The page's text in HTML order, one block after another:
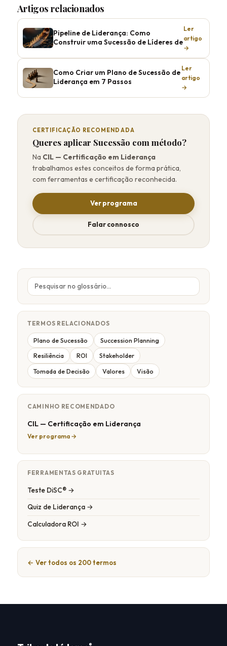
Artigos relacionados
Pipeline de Liderança: Como
Construir uma Sucessão de Líderes de
Ler
artigo
→
Como Criar um Plano de Sucessão de
Liderança em 7 Passos
Ler
artigo
→
CERTIFICAÇÃO RECOMENDADA
Queres aplicar Sucessão com método?
Na CIL — Certificação em Liderança
trabalhamos estes conceitos de forma prática,
com ferramentas e certificação reconhecida.
Ver programa
Falar connosco
TERMOS RELACIONADOS
Plano de Sucessão Succession Planning
Resiliência ROI Stakeholder
Tomada de Decisão Valores Visão
CAMINHO RECOMENDADO
CIL — Certificação em Liderança
Ver programa →
FERRAMENTAS GRATUITAS
Teste DiSC® →
Quiz de Liderança →
Calculadora ROI →
← Ver todos os 200 termos